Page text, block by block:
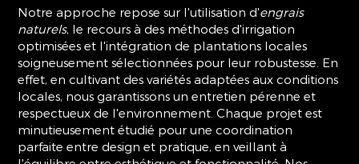
Notre approche repose sur l'utilisation d'engrais
naturels, le recours à des méthodes d'irrigation
optimisées et l'intégration de plantations locales
soigneusement sélectionnées pour leur robustesse. En
effet, en cultivant des variétés adaptées aux conditions
locales, nous garantissons un entretien pérenne et
respectueux de l'environnement. Chaque projet est
minutieusement étudié pour une coordination
parfaite entre design et pratique, en veillant à